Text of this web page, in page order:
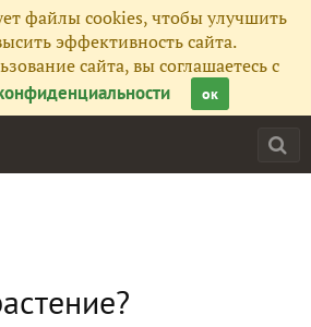
файлы cookies, чтобы улучшить
эффективность сайта.
сайта, вы соглашаетесь с
ок